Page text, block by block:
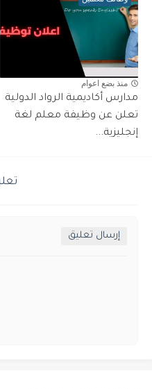
منذ بضع اعوام
مدارس أكاديمية الرواد الدولية
تعلن عن وظيفة معلم لغة
إنجليزية...
إرسال تعليق